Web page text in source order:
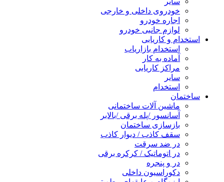
خودروی داخلی و خارجی
اجاره خودرو
لوازم جانبی خودرو
و کاریابی
استخدام بازاریاب
آماده به کار
مراکز کاریابی
استخدام
ماشین آلات ساختمانی
آسانسور /پله برقی /بالابر
بازسازی ساختمان
سقف کاذب / دیوار کاذب
در ضد سرقت
در اتوماتیک / کرکره برقی
در و پنجره
دکوراسیون داخلی